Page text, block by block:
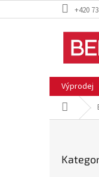
na
+420
Výprodej
Domů
kategorie